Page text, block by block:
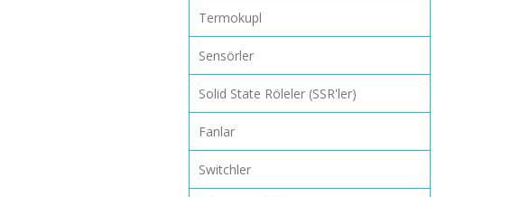
Termokupl
Sensörler
Solid State Röleler (SSR'ler)
Fanlar
Switchler